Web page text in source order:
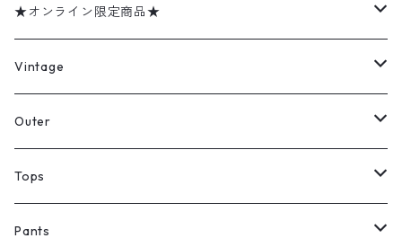
★オンライン限定商品★
ミリタリーデッドストック
アウター
デニムジャケット
ミリタリージャケット
トップス
半袖シャツ
パンツ
Vintage
Jacket
Tee
Sweat Shirts
Outer
コート
デニムジャケット
Tops
Tシャツ
Pants